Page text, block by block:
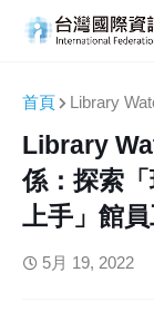
首頁 Library
Library
係：探索
上手」館
5月 19, 2022